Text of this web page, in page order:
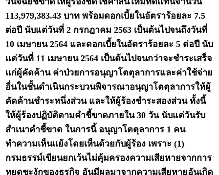
113,979,383.43 บาท พร้อมดอกเบี้ยในอัตราร้อยละ 7.5
ต่อปี นับแต่วันที่ 2 กรกฎาคม 2563 เป็นต้นไปจนถึงวันที่
10 เมษายน 2564 และดอกเบี้ยในอัตราร้อยละ 5 ต่อปี นับ
แต่วันที่ 11 เมษายน 2564 เป็นต้นไปจนกว่าจะชำระเสร็จ
แก่ผู้คัดค้าน ค่าป่วยการอนุญาโตตุลาการและค่าใช้จ่าย
อื่นในชั้นดำเนินกระบวนพิจารณาอนุญาโตตุลาการให้ผู้
คัดค้านชำระหนึ่งส่วน และให้ผู้ร้องชำระสองส่วน ทั้งนี้
ให้ผู้ร้องปฏิบัติตามคำชี้ขาดภายใน 30 วัน นับแต่วันรับ
สำเนาคำชี้ขาด ในการนี้ อนุญาโตตุลาการ 1 คน
ทำความเห็นแย้งโดยเห็นด้วยกับผู้ร้อง เพราะ (1)
กรมธรรม์เขียนยกเว้นไม่คุ้มครองความเสียหายจากการ
หยุดชะงักของธุรกิจ อันมีผลมาจากความเสียหายอันเกิด